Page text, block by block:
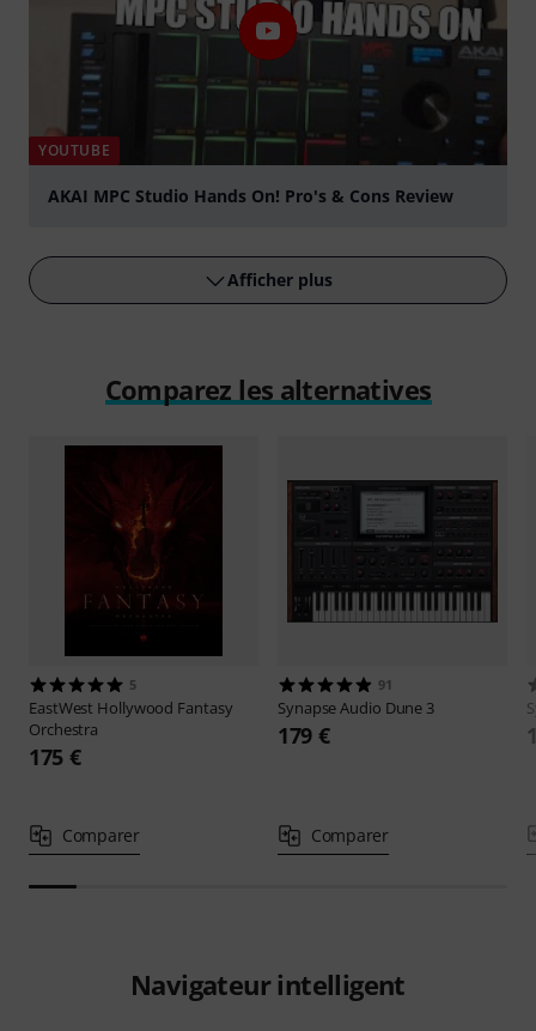
YOUTUBE
AKAI MPC Studio Hands On! Pro's & Cons Review
Afficher plus
Comparez les alternatives
5
EastWest Hollywood Fantasy
Orchestra
175 €
Comparer
91
Synapse Audio Dune 3
179 €
Comparer
Navigateur intelligent